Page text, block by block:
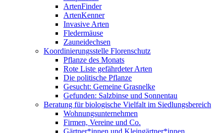
ArtenFinder
ArtenKenner
Invasive Arten
Fledermäuse
Zauneidechsen
Koordinierungsstelle Florenschutz
Pflanze des Monats
Rote Liste gefährdeter Arten
Die politische Pflanze
Gesucht: Gemeine Grasnelke
Gefunden: Salzbinse und Sonnentau
Beratung für biologische Vielfalt im Siedlungsbereich
Wohnungsunternehmen
Firmen, Vereine und Co.
Gärtner*innen und Kleingärtner*innen